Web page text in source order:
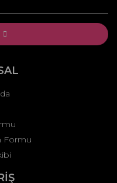
Formu